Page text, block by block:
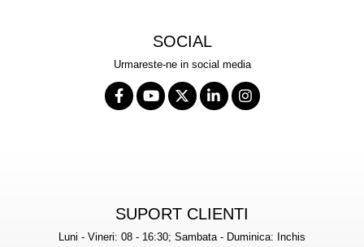
SOCIAL
Urmareste-ne in social media
SUPORT CLIENTI
Luni - Vineri: 08 - 16:30; Sambata - Duminica: Inchis